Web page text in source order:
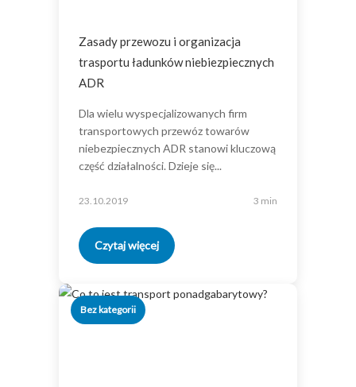
Zasady przewozu i organizacja
trasportu ładunków niebiezpiecznych
ADR
Dla wielu wyspecjalizowanych firm
transportowych przewóz towarów
niebezpiecznych ADR stanowi kluczową
część działalności. Dzieje się...
23.10.2019 3 min
Czytaj więcej
Bez kategorii